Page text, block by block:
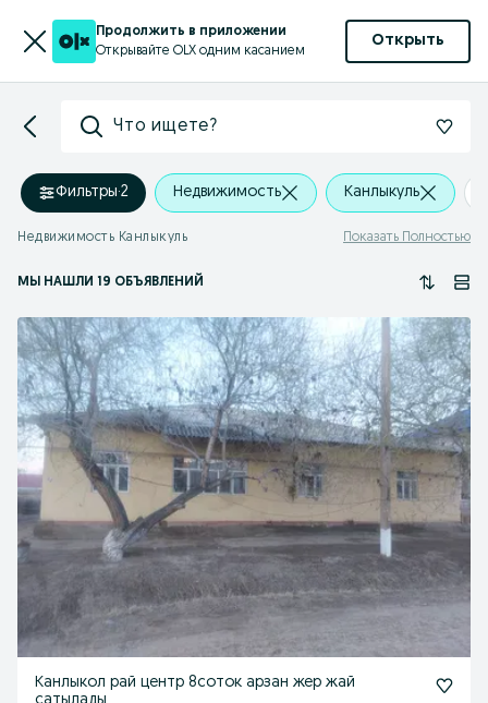
Продолжить в приложении
Открывайте OLX одним касанием
Открыть
Что ищете?
Фильтры·2 Недвижимость Канлыкуль
Недвижимость Канлыкуль Показать Полностью
МЫ НАШЛИ 19 ОБЪЯВЛЕНИЙ
Канлыкол рай центр 8соток арзан жер жай